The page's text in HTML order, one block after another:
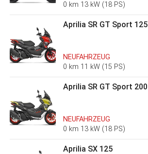
0 km 13 kW (18 PS)
Aprilia SR GT Sport 125
NEUFAHRZEUG
0 km 11 kW (15 PS)
Aprilia SR GT Sport 200
NEUFAHRZEUG
0 km 13 kW (18 PS)
Aprilia SX 125